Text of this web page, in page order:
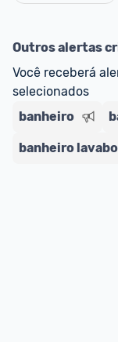
E lembre-se:
comunidade
nossos Admins
comentário ou
Outros alertas
Você receberá
selecionados
banheiro
banheiro